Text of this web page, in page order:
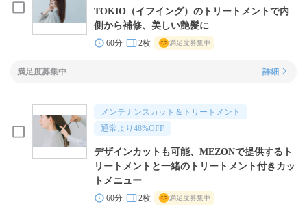
TOKIO（イフイング）のトリートメントで内
側から補修、美しい艶髪に
60分 2枚 満足度募集中
満足度募集中 詳細
メンテナンスカット＆トリートメント
通常より 48%OFF
デザインカットも可能、MEZONで提供するト
リートメントと一緒のトリートメント付きカッ
トメニュー
60分 2枚 満足度募集中